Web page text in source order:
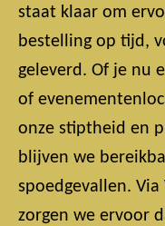
staat klaar om
bestelling op tijd,
geleverd. Of je nu
of
onze stiptheid en
blijven we
spoedgevallen.
zorgen we ervoor